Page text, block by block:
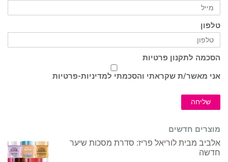
טלפון
הסכמה לתקנון פרטיות
אני מאשר/ת שקראתי והסכמתי למדיניות-פרטיות
שליחה
מוצרים חדשים
אלביב מבית לוריאל פריז: סדרת מסכות שיער
חדשה